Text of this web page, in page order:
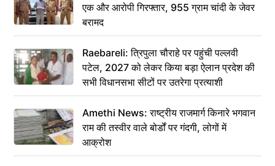
एक और आरोपी गिरफ्तार, 955 ग्राम चांदी के जेवर
बरामद
Raebareli: त्रिपुला चौराहे पर पहुंची पल्लवी
पटेल, 2027 को लेकर किया बड़ा ऐलान प्रदेश की
सभी विधानसभा सीटों पर उतरेगा प्रत्याशी
Amethi News: राष्ट्रीय राजमार्ग किनारे भगवान
राम की तस्वीर वाले बोर्डों पर गंदगी, लोगों में
आक्रोश